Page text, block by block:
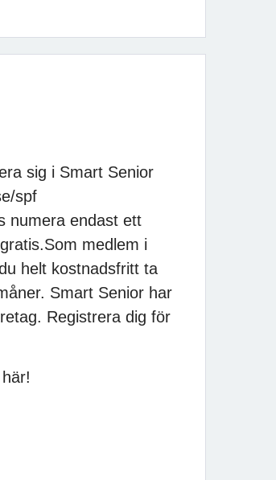
sig i Smart Senior
spf
numera endast ett
medlem i
helt kostnadsfritt ta
Smart Senior har
Registrera dig för